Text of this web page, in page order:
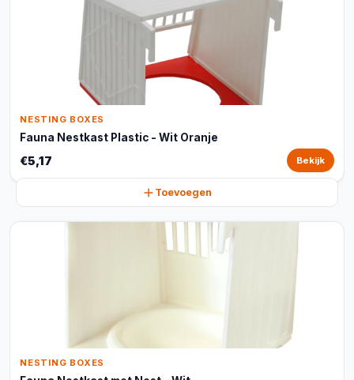
NESTING BOXES
Fauna Nestkast Plastic - Wit Oranje
€5,17 Bekijk
Toevoegen
NESTING BOXES